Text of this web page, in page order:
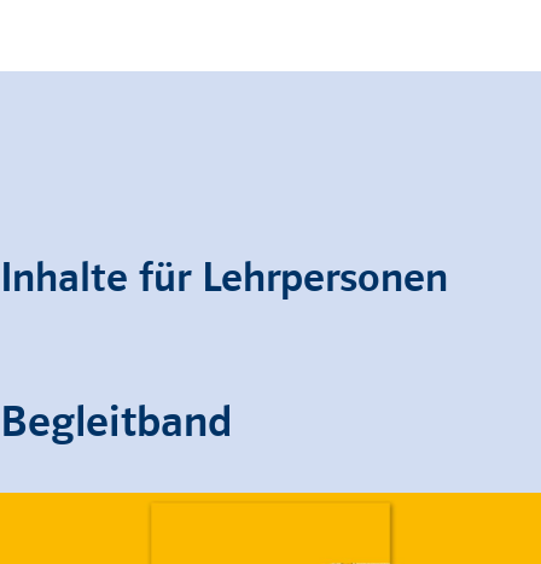
Inhalte für Lehrpersonen
Begleitband